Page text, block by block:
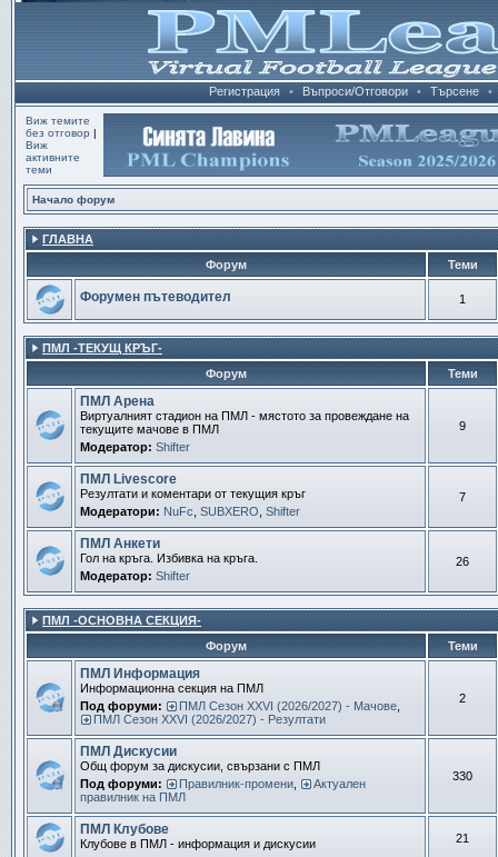
Регистрация • Въпроси/Отговори • Търсене •
Виж темите
без отговор |
Виж
активните
теми
Начало форум
ГЛАВНА
Форум
Теми
Форумен пътеводител 1
ПМЛ -ТЕКУЩ КРЪГ-
Форум
Теми
ПМЛ Арена
Виртуалният стадион на ПМЛ - мястото за провеждане на
текущите мачове в ПМЛ
Модератор: Shifter
9
ПМЛ Livescore
Резултати и коментари от текущия кръг
Модератори: NuFc SUBXERO Shifter
7
ПМЛ Анкети
Гол на кръга. Избивка на кръга.
Модератор: Shifter
26
ПМЛ -ОСНОВНА СЕКЦИЯ-
Форум
Теми
ПМЛ Информация
Информационна секция на ПМЛ
Под форуми:
ПМЛ Сезон ХXVI (2026/2027) - Мачове
ПМЛ Сезон ХXVI (2026/2027) - Резултати
2
ПМЛ Дискусии
Общ форум за дискусии, свързани с ПМЛ
Под форуми:
Правилник-промени
Актуален
правилник на ПМЛ
330
ПМЛ Клубове
Клубове в ПМЛ - информация и дискусии 21